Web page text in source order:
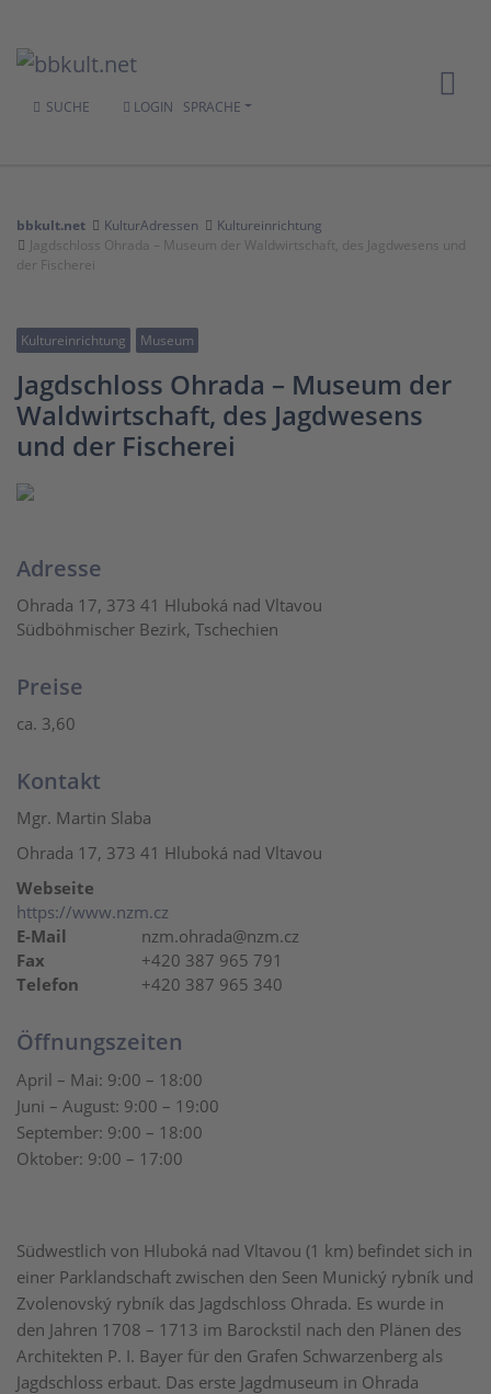
SUCHE LOGIN SPRACHE
bbkult.net KulturAdressen
Kultureinrichtung
Jagdschloss Ohrada – Museum der Waldwirtschaft, des Jagdwesens und
der Fischerei
Kultureinrichtung Museum
Jagdschloss Ohrada – Museum der
Waldwirtschaft, des Jagdwesens
und der Fischerei
Südwestlich von Hluboká nad Vltavou (1 km) befindet sich in
einer Parklandschaft zwischen den Seen Munický rybník und
Zvolenovský rybník das Jagdschloss Ohrada. Es wurde in
den Jahren 1708 – 1713 im Barockstil nach den Plänen des
Architekten P. I. Bayer für den Grafen Schwarzenberg als
Jagdschloss erbaut. Das erste Jagdmuseum in Ohrada
Adresse
Ohrada 17, 373 41 Hluboká nad Vltavou
Südböhmischer Bezirk, Tschechien
Preise
ca. 3,60
Kontakt
Mgr. Martin Slaba
Ohrada 17, 373 41 Hluboká nad Vltavou
Webseite
https://www.nzm.cz
E-Mail
nzm.ohrada@nzm.cz
Fax
+420 387 965 791
Telefon
+420 387 965 340
Öffnungszeiten
April – Mai: 9:00 – 18:00
Juni – August: 9:00 – 19:00
September: 9:00 – 18:00
Oktober: 9:00 – 17:00